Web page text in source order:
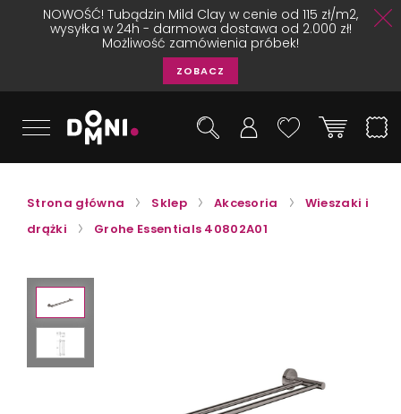
NOWOŚĆ! Tubądzin Mild Clay w cenie od 115 zł/m2,
wysyłka w 24h - darmowa dostawa od 2.000 zł!
Możliwość zamówienia próbek!
ZOBACZ
Strona główna Sklep Akcesoria
Wieszaki i
drążki
Grohe Essentials 40802A01